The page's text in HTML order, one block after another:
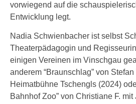
vorwiegend auf die
Entwicklung legt.
Nadia Schwienbacher ist selbst
Theaterpädagogin und
einigen Vereinen im Vinschgau
anderem “Braunschlag” von
Heimatbühne Tschengls (2024)
Bahnhof Zoo” von Christiane F.